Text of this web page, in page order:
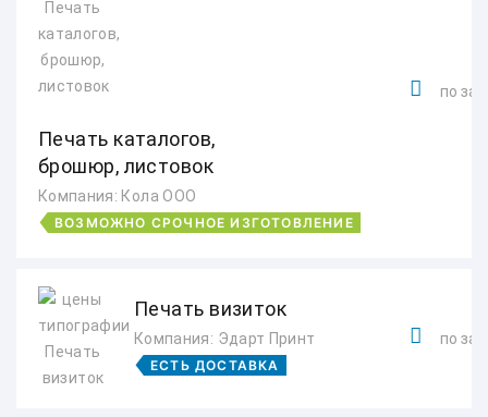
Печать каталогов,
брошюр, листовок
Компания: Кола ООО
ВОЗМОЖНО СРОЧНОЕ ИЗГОТОВЛЕНИЕ
по
Печать визиток
Компания: Эдарт Принт
ЕСТЬ ДОСТАВКА
по